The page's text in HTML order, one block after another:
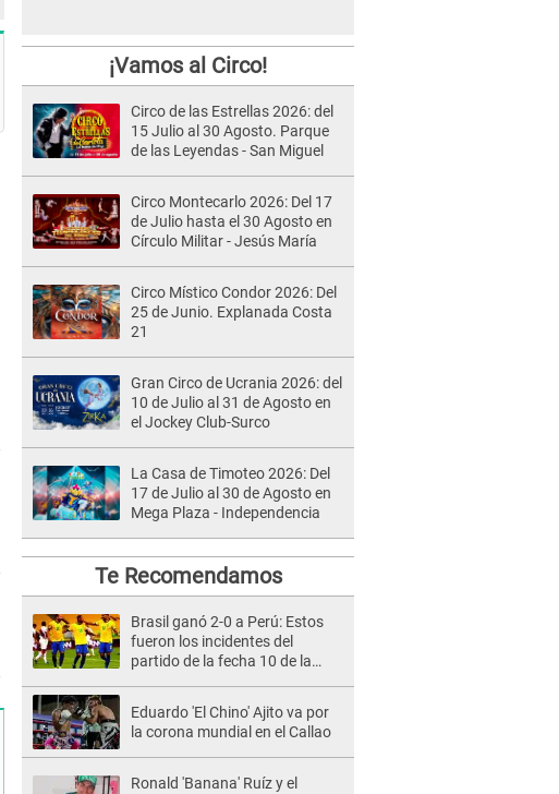
¡Vamos al Circo!
Circo de las Estrellas 2026: del
15 Julio al 30 Agosto. Parque
de las Leyendas - San Miguel
Circo Montecarlo 2026: Del 17
de Julio hasta el 30 Agosto en
Círculo Militar - Jesús María
Circo Místico Condor 2026: Del
25 de Junio. Explanada Costa
21
Gran Circo de Ucrania 2026: del
10 de Julio al 31 de Agosto en
el Jockey Club-Surco
La Casa de Timoteo 2026: Del
17 de Julio al 30 de Agosto en
Mega Plaza - Independencia
Te Recomendamos
Brasil ganó 2-0 a Perú: Estos
fueron los incidentes del
partido de la fecha 10 de la
Eduardo 'El Chino' Ajito va por
la corona mundial en el Callao
Ronald 'Banana' Ruíz y el